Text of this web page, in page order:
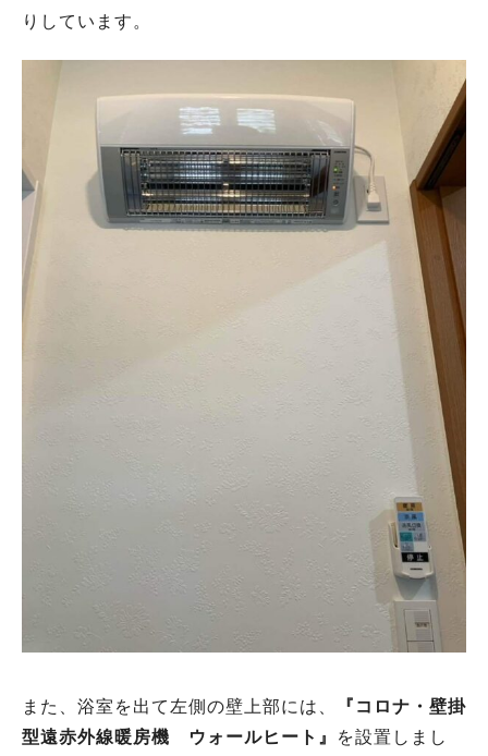
りしています。
また、浴室を出て左側の壁上部には、
『コロナ・壁掛
型遠赤外線暖房機 ウォ ールヒート』
を設置しまし